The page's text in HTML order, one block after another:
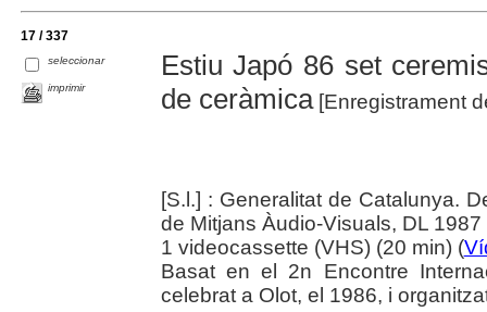
17 / 337
seleccionar
imprimir
Estiu Japó 86 set
de ceràmica[Enregistrament
[S.l.] : Generalitat de Catalunya.
de Mitjans Àudio-Visuals, DL 1987
1 videocassette (VHS) (20 min) (
Basat en el 2n Encontre
celebrat a Olot, el 1986, i